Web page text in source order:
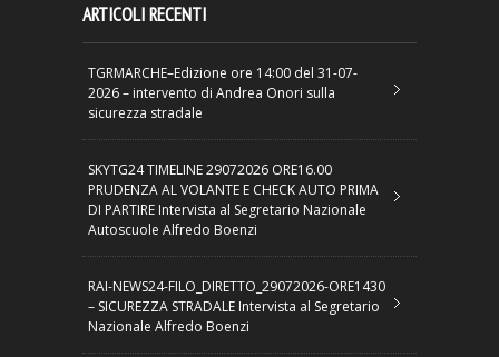
ARTICOLI RECENTI
TGRMARCHE–Edizione ore 14:00 del 31-07-
2026 – intervento di Andrea Onori sulla
sicurezza stradale
SKYTG24 TIMELINE 29072026 ORE16.00
PRUDENZA AL VOLANTE E CHECK AUTO PRIMA
DI PARTIRE Intervista al Segretario Nazionale
Autoscuole Alfredo Boenzi
RAI-NEWS24-FILO_DIRETTO_29072026-ORE1430
– SICUREZZA STRADALE Intervista al Segretario
Nazionale Alfredo Boenzi